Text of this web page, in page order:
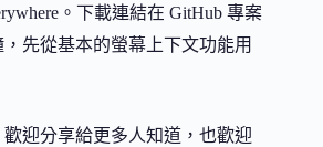
。下載連結在 GitHub 專案
先從基本的螢幕上下文功能用
迎分享給更多人知道，也歡迎